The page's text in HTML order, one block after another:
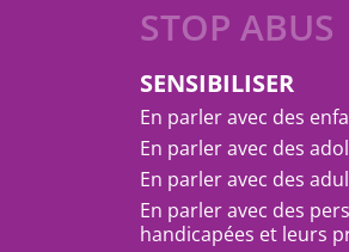
STOP ABUS
SENSIBILISER
En parler avec des
En parler avec des
En parler avec des
En parler avec des
handicapées et leurs